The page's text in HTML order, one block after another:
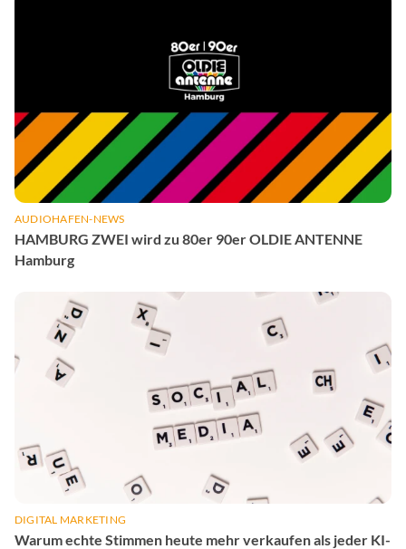
AUDIOHAFEN-NEWS
HAMBURG ZWEI wird zu 80er 90er OLDIE ANTENNE
Hamburg
DIGITAL MARKETING
Warum echte Stimmen heute mehr verkaufen als jeder KI-